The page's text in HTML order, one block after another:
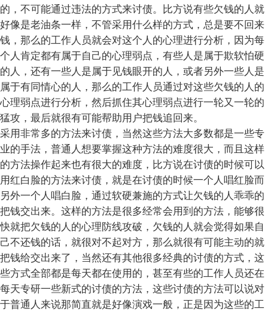
的，不可能通过违法的方式来讨债。比方说有些欠钱的人就
好像是老油条一样，不管采用什么样的方式，总是要不回来
钱，那么的工作人员就会对这个人的心理进行分析，因为每
个人肯定都有属于自己的心理弱点，有些人是属于欺软怕硬
的人，还有一些人是属于见钱眼开的人，或者另外一些人是
属于有同情心的人，那么的工作人员通过对这些欠钱的人的
心理弱点进行分析，然后抓住其心理弱点进行一轮又一轮的
猛攻，最后就很有可能帮助用户把钱追回来。
采用非常多的方法来讨债，当然这些方法大多数都是一些专
业的手法，普通人想要掌握这种方法的难度很大，而且这样
的方法操作起来也有很大的难度，比方说在讨债的时候可以
用红白脸的方法来讨债，就是在讨债的时候一个人唱红脸而
另外一个人唱白脸，通过软硬兼施的方式让欠钱的人乖乖的
把钱交出来。这样的方法是很多经常会用到的方法，能够很
快就把欠钱的人的心理防线攻破，欠钱的人就会觉得如果自
己不还钱的话，就很对不起对方，那么就很有可能主动的就
把钱给交出来了，当然还有其他很多经典的讨债的方式，这
些方式全部都是每天都在使用的，甚至有些的工作人员还在
每天专研一些新式的讨债的方法，这些讨债的方法可以说对
于普通人来说那简直就是好像演戏一般，正是因为这些的工